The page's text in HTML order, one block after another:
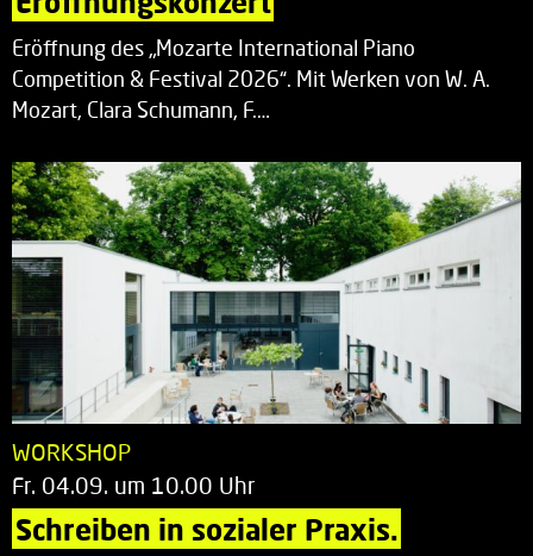
Eröffnung des „Mozarte International Piano
Competition & Festival 2026“. Mit Werken von W. A.
Mozart, Clara Schumann, F.…
WORKSHOP
Fr. 04.09. um 10.00 Uhr
Schreiben in sozialer Praxis.